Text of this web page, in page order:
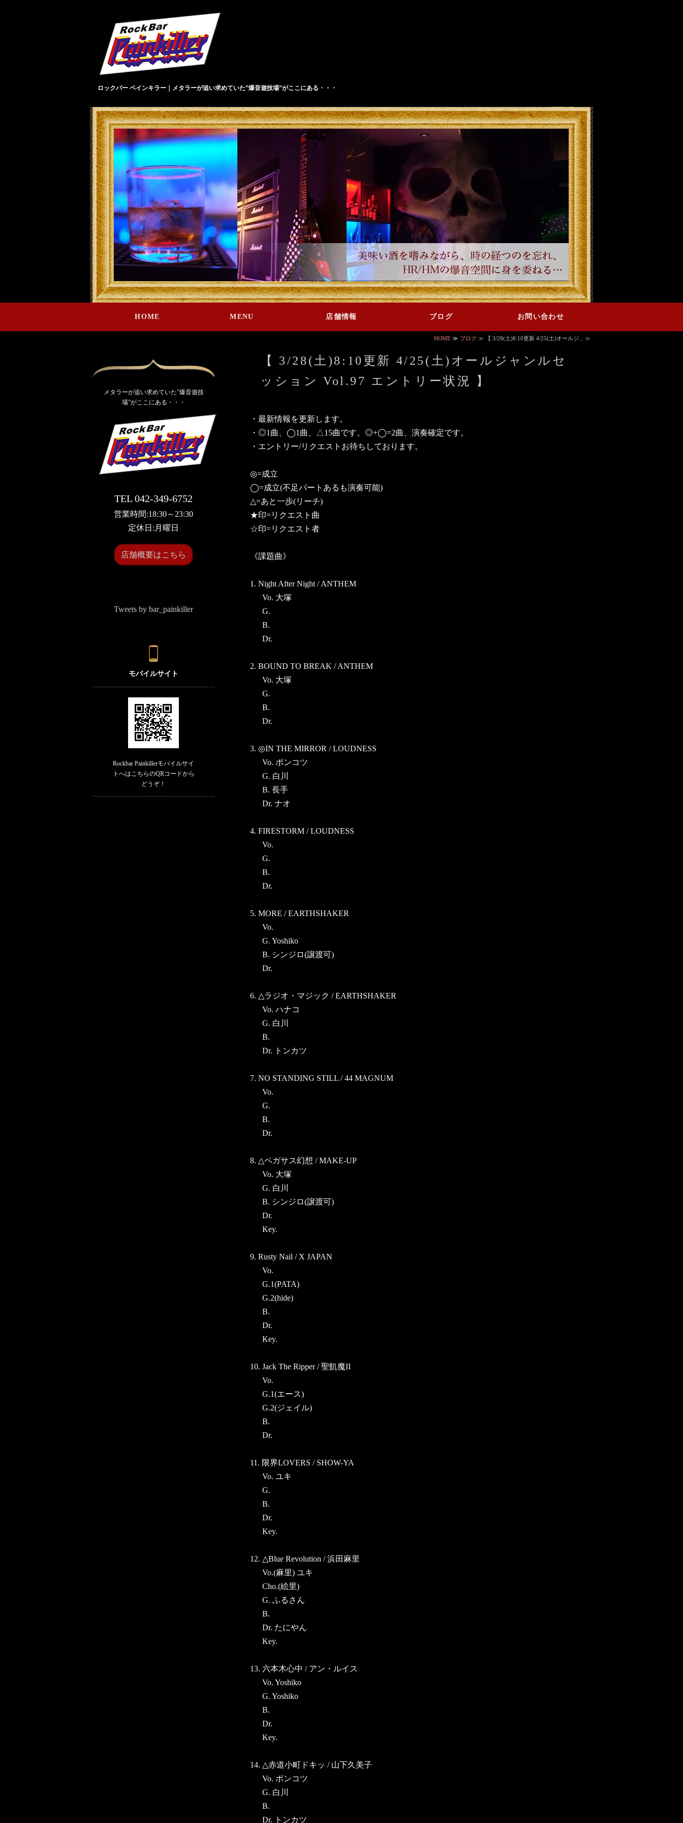
ロックバー ペインキラー｜メタラーが追い求めていた”爆音遊技場”がここにある・・・
HOME MENU 店舗情報 ブログ お問い合わせ
HOME ≫ ブログ ≫ 【 3/28(土)8:10更新 4/25(土)オールジ... ≫
【 3/28(土)8:10更新 4/25(土)オールジャンルセ
ッション Vol.97 エントリー状況 】
・最新情報を更新します。
・◎1曲、◯1曲、△15曲です。◎+◯=2曲、演奏確定です。
・エントリー/リクエストお待ちしております。
◎=成立
◯=成立(不足パートあるも演奏可能)
△=あと一歩(リーチ)
★印=リクエスト曲
☆印=リクエスト者
《課題曲》
1. Night After Night / ANTHEM
Vo. 大塚
G.
B.
Dr.
2. BOUND TO BREAK / ANTHEM
Vo. 大塚
G.
B.
Dr.
3. ◎IN THE MIRROR / LOUDNESS
Vo. ポンコツ
G. 白川
B. 長手
Dr. ナオ
4. FIRESTORM / LOUDNESS
Vo.
G.
B.
Dr.
5. MORE / EARTHSHAKER
Vo.
G. Yoshiko
B. シンジロ(譲渡可)
Dr.
6. △ラジオ・マジック / EARTHSHAKER
Vo. ハナコ
G. 白川
B.
Dr. トンカツ
7. NO STANDING STILL / 44 MAGNUM
Vo.
G.
B.
Dr.
8. △ペガサス幻想 / MAKE-UP
Vo. 大塚
G. 白川
B. シンジロ(譲渡可)
Dr.
Key.
9. Rusty Nail / X JAPAN
Vo.
G.1(PATA)
G.2(hide)
B.
Dr.
Key.
10. Jack The Ripper / 聖飢魔II
Vo.
G.1(エース)
G.2(ジェイル)
B.
Dr.
11. 限界LOVERS / SHOW-YA
Vo. ユキ
G.
B.
Dr.
Key.
12. △Blue Revolution / 浜田麻里
Vo.(麻里) ユキ
Cho.(絵里)
G. ふるさん
B.
Dr. たにやん
Key.
13. 六本木心中 / アン・ルイス
Vo. Yoshiko
G. Yoshiko
B.
Dr.
Key.
14. △赤道小町ドキッ / 山下久美子
Vo. ポンコツ
G. 白川
B.
Dr. トンカツ
メタラーが追い求めていた”爆音遊技
場”がここにある・・・
TEL 042-349-6752
営業時間:18:30～23:30
定休日:月曜日
店舗概要はこちら
Tweets by bar_painkiller
モバイルサイト
Rockbar Painkillerモバイルサイ
トへはこちらのQRコードから
どうぞ！